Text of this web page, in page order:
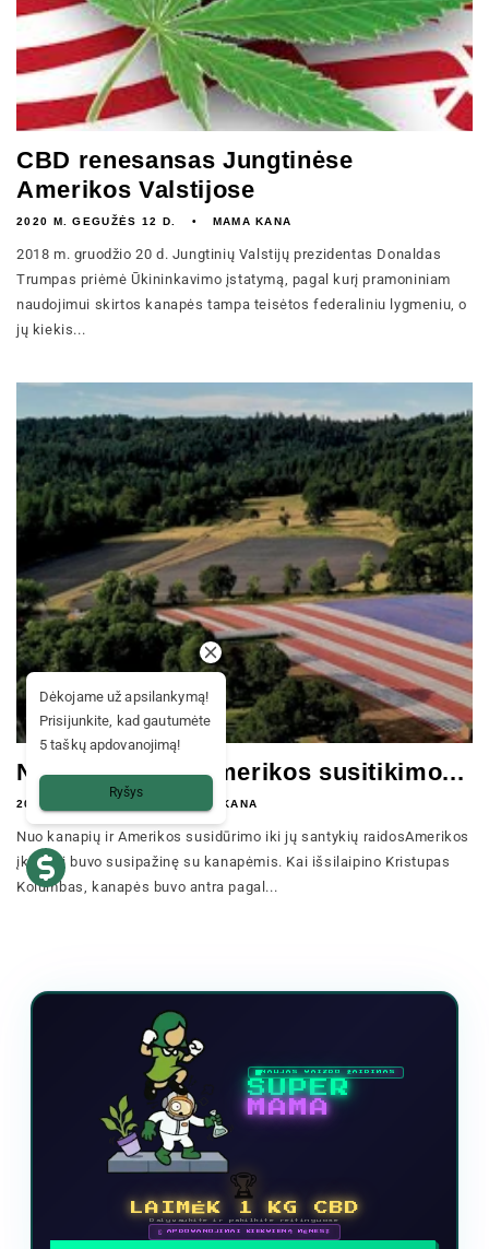
CBD renesansas Jungtinėse
Amerikos Valstijose
2020 M. GEGUŽĖS 12 D. MAMA KANA
2018 m. gruodžio 20 d. Jungtinių Valstijų prezidentas Donaldas
Trumpas priėmė Ūkininkavimo įstatymą, pagal kurį pramoniniam
naudojimui skirtos kanapės tampa teisėtos federaliniu lygmeniu, o
jų kiekis...
Nuo kanapių ir Amerikos susitikimo...
2020 M. KOVO 8 D. MAMA KANA
Nuo kanapių ir Amerikos susidūrimo iki jų santykių raidosAmerikos
įkūrėjai buvo susipažinę su kanapėmis. Kai išsilaipino Kristupas
Kolumbas, kanapės buvo antra pagal...
NAUJAS VAIZDO ŽAIDIMAS
SUPER
MAMA
🏆
LAIMĖK 1 KG CBD
Dalyvaukite ir pakilkite reitinguose
🗓 APDOVANOJIMAI KIEKVIENĄ MĖNESĮ
Dėkojame už apsilankymą!
Prisijunkite, kad gautumėte
5 taškų apdovanojimą!
Ryšys